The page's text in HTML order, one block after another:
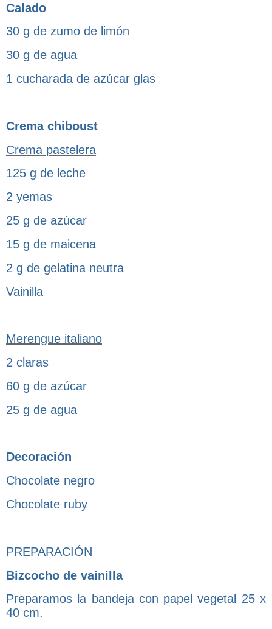
Calado
30 g de zumo de limón
30 g de agua
1 cucharada de azúcar glas
Crema chiboust
Crema pastelera
125 g de leche
2 yemas
25 g de azúcar
15 g de maicena
2 g de gelatina neutra
Vainilla
Merengue italiano
2 claras
60 g de azúcar
25 g de agua
Decoración
Chocolate negro
Chocolate ruby
PREPARACIÓN
Bizcocho de vainilla
Preparamos la bandeja con papel vegetal 25 x
40 cm.